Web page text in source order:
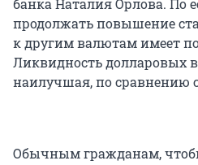
банка Наталия Орлова. По
продолжать повышение
к другим валютам имеет
Ликвидность долларовых
наилучшая, по сравнению
Обычным гражданам,